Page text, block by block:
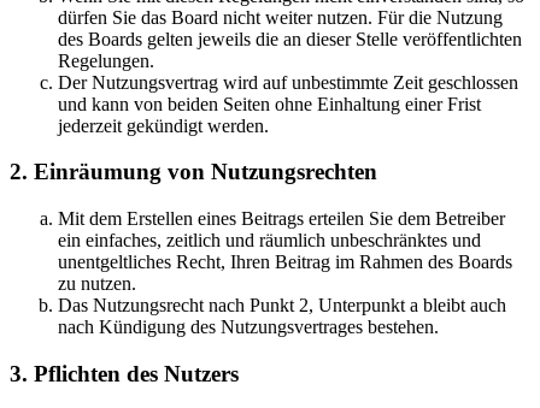
dürfen Sie das Board nicht weiter nutzen. Für die Nutzung
des Boards gelten jeweils die an dieser Stelle veröffentlichten
Regelungen.
Der Nutzungsvertrag wird auf unbestimmte Zeit geschlossen
und kann von beiden Seiten ohne Einhaltung einer Frist
jederzeit gekündigt werden.
2. Einräumung von Nutzungsrechten
Mit dem Erstellen eines Beitrags erteilen Sie dem Betreiber
ein einfaches, zeitlich und räumlich unbeschränktes und
unentgeltliches Recht, Ihren Beitrag im Rahmen des Boards
zu nutzen.
Das Nutzungsrecht nach Punkt 2, Unterpunkt a bleibt auch
nach Kündigung des Nutzungsvertrages bestehen.
3. Pflichten des Nutzers